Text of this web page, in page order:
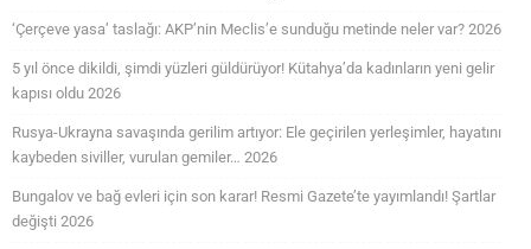
‘Çerçeve yasa’ taslağı: AKP’nin Meclis’e sunduğu metinde neler var? 2026
5 yıl önce dikildi, şimdi yüzleri güldürüyor! Kütahya’da kadınların yeni gelir
kapısı oldu 2026
Rusya-Ukrayna savaşında gerilim artıyor: Ele geçirilen yerleşimler, hayatını
kaybeden siviller, vurulan gemiler… 2026
Bungalov ve bağ evleri için son karar! Resmi Gazete’te yayımlandı! Şartlar
değişti 2026